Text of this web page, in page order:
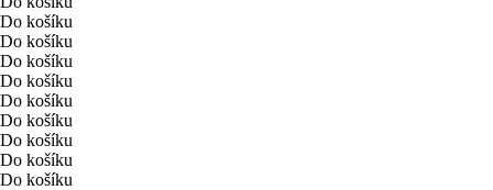
Do košíku
Do košíku
Do košíku
Do košíku
Do košíku
Do košíku
Do košíku
Do košíku
Do košíku